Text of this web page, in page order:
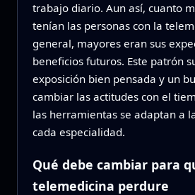
trabajo diario. Aun así, cuanto
tenían las personas con la
general, mayores eran sus
beneficios futuros. Este patrón
exposición bien pensada y un
cambiar las actitudes con el
las herramientas se adaptan a
cada especialidad.
Qué debe cambiar para
telemedicina perdure